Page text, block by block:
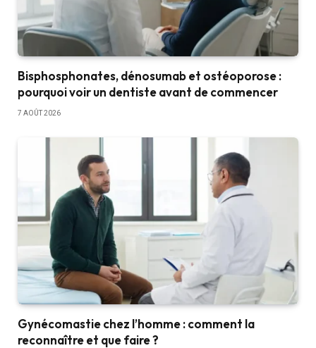
Bisphosphonates, dénosumab et ostéoporose :
pourquoi voir un dentiste avant de commencer
7 AOÛT 2026
Gynécomastie chez l’homme : comment la
reconnaître et que faire ?